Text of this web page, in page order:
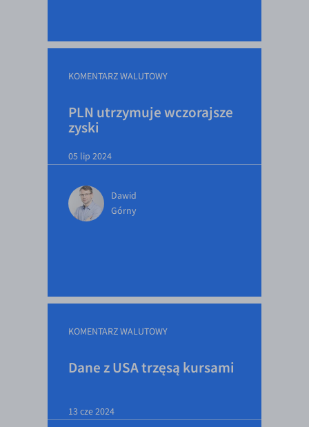
KOMENTARZ WALUTOWY
PLN utrzymuje wczorajsze
zyski
05 lip 2024
Dawid
Górny
KOMENTARZ WALUTOWY
Dane z USA trzęsą kursami
13 cze 2024